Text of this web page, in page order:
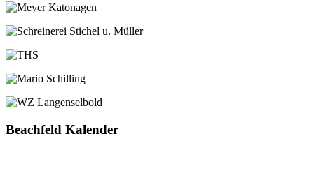
Beachfeld Kalender